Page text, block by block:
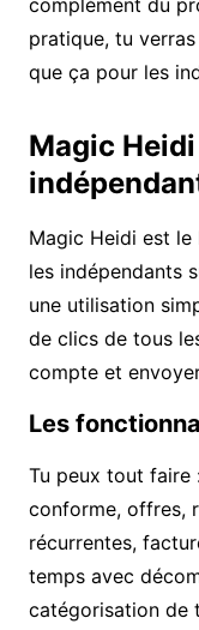
complément du
pratique, tu
que ça pour les
Magic
Magic Heidi est le
les indépendants
une utilisation
de clics de tous
compte et
Les
Tu peux tout faire
conforme, offres,
récurrentes,
temps avec
catégorisation de